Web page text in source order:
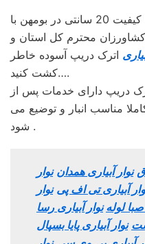
اترک دریپ با کیفیت 20 سانتی در بومهن با
محترم کل استان و
اترک دریپ آسوده خاطر
کشت کنید….
دریپ دارای خدمات پس از
مناسب انبار و توضیع می
شود .
نوار آبیاری همدان نوار
آبیاری تی اف پی نوار
صبا لوله نوار آبیاری رسا
نوار آبیاری پایا بسپال